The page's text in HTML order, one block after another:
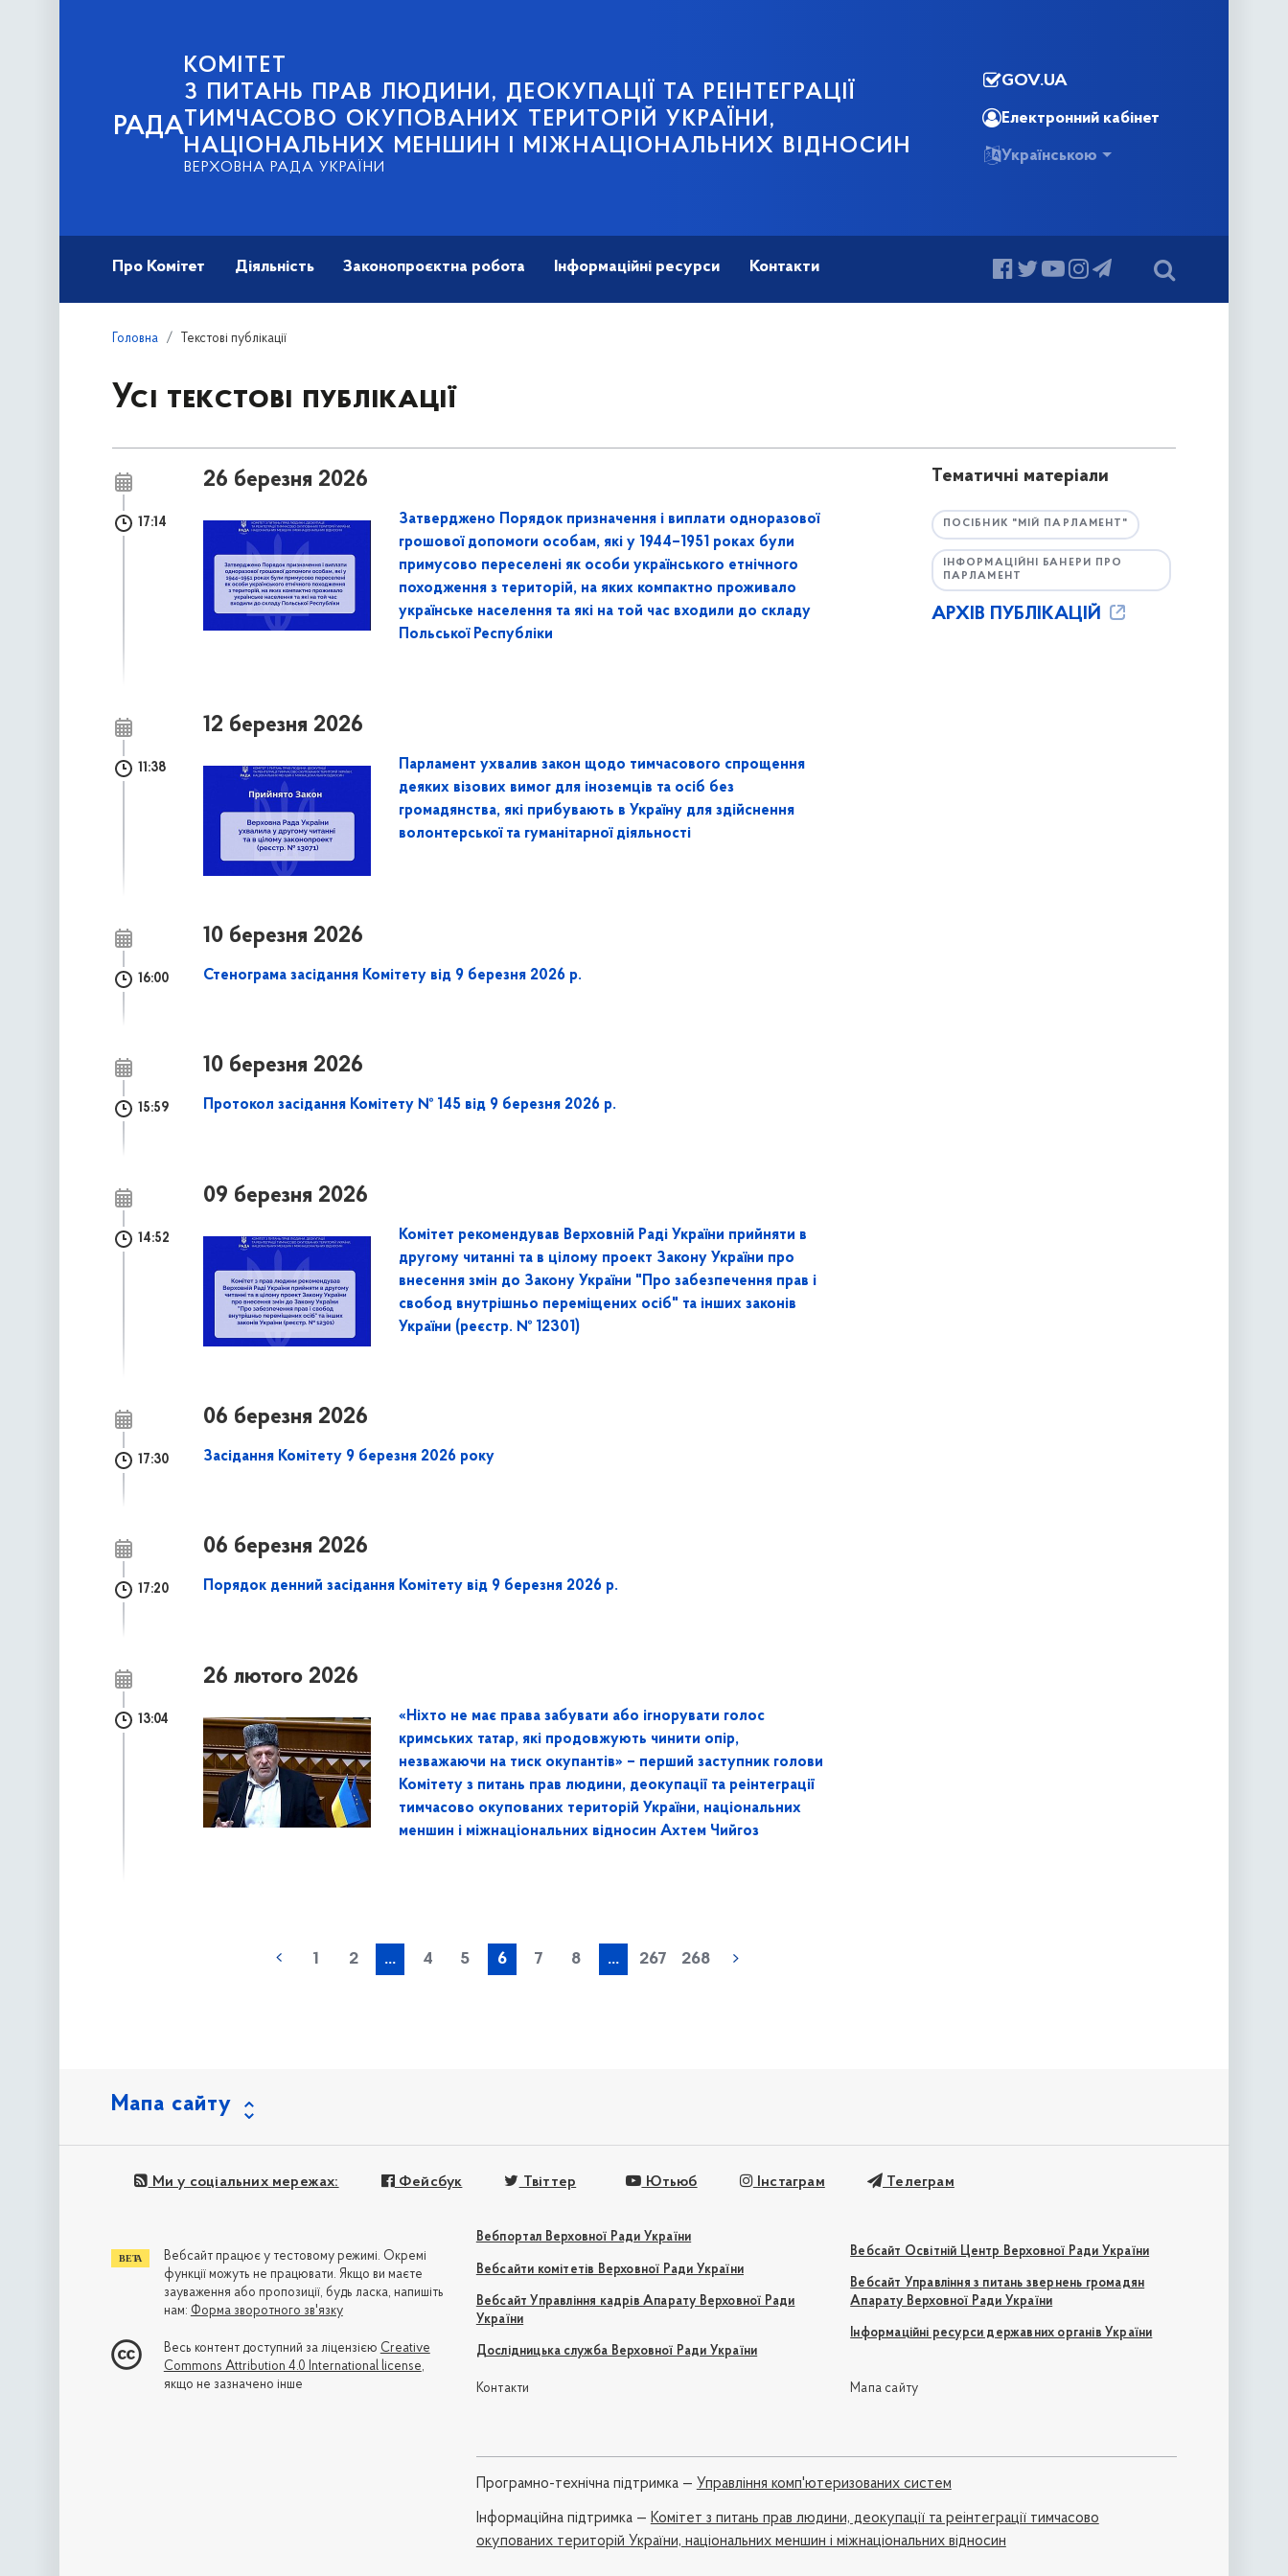
РАДА
КОМІТЕТ
З ПИТАНЬ ПРАВ ЛЮДИНИ, ДЕОКУПАЦІЇ ТА РЕІНТЕГРАЦІЇ
ТИМЧАСОВО ОКУПОВАНИХ ТЕРИТОРІЙ УКРАЇНИ,
НАЦІОНАЛЬНИХ МЕНШИН І МІЖНАЦІОНАЛЬНИХ ВІДНОСИН
ВЕРХОВНА РАДА УКРАЇНИ
GOV.UA
Електронний кабінет
Українською
Про Комітет Діяльність Законопроєктна робота Інформаційні ресурси Контакти
Головна Текстові публікації
Усі текстові публікації
26 березня 2026
17:14
Затверджено Порядок призначення і виплати одноразової
грошової допомоги особам, які у 1944–1951 роках були
примусово переселені як особи українського етнічного
походження з територій, на яких компактно проживало
українське населення та які на той час входили до складу
Польської Республіки
12 березня 2026
11:38
Парламент ухвалив закон щодо тимчасового спрощення
деяких візових вимог для іноземців та осіб без
громадянства, які прибувають в Україну для здійснення
волонтерської та гуманітарної діяльності
10 березня 2026
16:00 Стенограма засідання Комітету від 9 березня 2026 р.
10 березня 2026
15:59 Протокол засідання Комітету № 145 від 9 березня 2026 р.
09 березня 2026
14:52
Комітет рекомендував Верховній Раді України прийняти в
другому читанні та в цілому проект Закону України про
внесення змін до Закону України "Про забезпечення прав і
свобод внутрішньо переміщених осіб" та інших законів
України (реєстр. № 12301)
06 березня 2026
17:30 Засідання Комітету 9 березня 2026 року
06 березня 2026
17:20 Порядок денний засідання Комітету від 9 березня 2026 р.
26 лютого 2026
13:04
«Ніхто не має права забувати або ігнорувати голос
кримських татар, які продовжують чинити опір,
незважаючи на тиск окупантів» – перший заступник голови
Комітету з питань прав людини, деокупації та реінтеграції
тимчасово окупованих територій України, національних
меншин і міжнаціональних відносин Ахтем Чийгоз
« попередня
1 2 ... 4 5 6 7 8 ... 267 268
наступна »
Тематичні матеріали
ПОСІБНИК "МІЙ ПАРЛАМЕНТ"
ІНФОРМАЦІЙНІ БАНЕРИ ПРО
ПАРЛАМЕНТ
АРХІВ ПУБЛІКАЦІЙ
Мапа сайту
Ми у соціальних мережах: Фейсбук Твіттер Ютьюб Інстаграм Телеграм
Вебпортал Верховної Ради України
Вебсайти комітетів Верховної Ради України
Вебсайт Управління кадрів Апарату Верховної Ради
України
Дослідницька служба Верховної Ради України
Вебсайт Освітній Центр Верховної Ради України
Вебсайт Управління з питань звернень громадян
Апарату Верховної Ради України
Інформаційні ресурси державних органів України
Контакти Мапа сайту
Програмно-технічна підтримка — Управління комп'ютеризованих систем
Iнформаційна підтримка — Комітет з питань прав людини, деокупації та реінтеграції тимчасово
окупованих територій України, національних меншин і міжнаціональних відносин
Вебсайт працює у тестовому режимі. Окремі
функції можуть не працювати. Якщо ви маєте
зауваження або пропозиції, будь ласка, напишіть
нам: Форма зворотного зв'язку
Весь контент доступний за ліцензією Creative
Commons Attribution 4.0 International license,
якщо не зазначено інше